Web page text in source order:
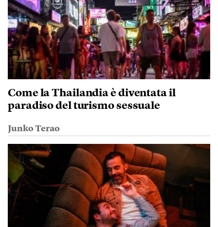
Come la Thailandia è diventata il
paradiso del turismo sessuale
Junko Terao